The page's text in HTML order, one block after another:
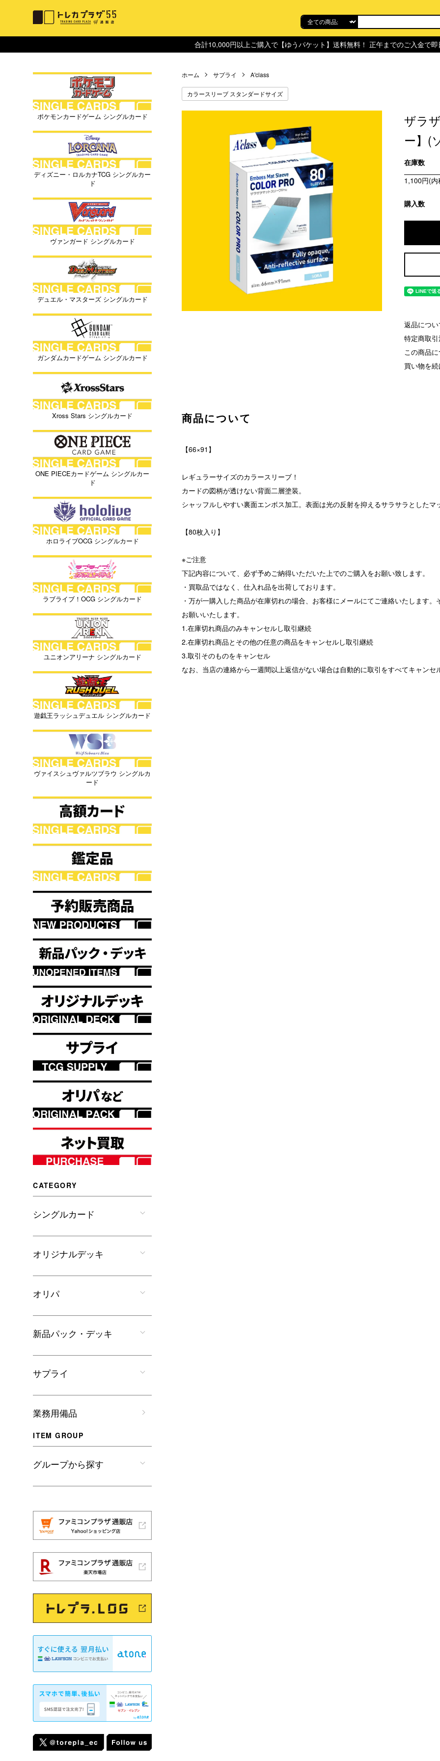
合計10,000円以上ご購入で【ゆうパケット】送料無料！ 正午までのご入金で即
ホーム サプライ A'class
カラースリーブ スタンダードサイズ
ザラ
ー】(
在庫数
1,100円(内
購入数
返品につい
特定商取
この商品
買い物を
商品について
【66×91】
レギュラーサイズのカラースリーブ！
カードの図柄が透けない背面二層塗装。
シャッフルしやすい裏面エンボス加工。表面は光の反射を抑えるサラサラとしたマ
【80枚入り】
※ご注意
下記内容について、必ず予めご納得いただいた上でのご購入をお願い致します。
・買取品ではなく、仕入れ品を出荷しております。
・万が一購入した商品が在庫切れの場合、お客様にメールにてご連絡いたします
お願いいたします。
1.在庫切れ商品のみキャンセルし取引継続
2.在庫切れ商品とその他の任意の商品をキャンセルし取引継続
3.取引そのものをキャンセル
なお、当店の連絡から一週間以上返信がない場合は自動的に取引をすべてキャンセ
ポケモンカードゲーム シングルカード
ディズニー・ロルカナTCG シングルカー
ド
ヴァンガード シングルカード
デュエル・マスターズ シングルカード
ガンダムカードゲーム シングルカード
Xross Stars シングルカード
ONE PIECEカードゲーム シングルカー
ド
ホロライブOCG シングルカード
ラブライブ！OCG シングルカード
ユニオンアリーナ シングルカード
遊戯王ラッシュデュエル シングルカード
ヴァイスシュヴァルツブラウ シングルカ
ード
CATEGORY
シングルカード
オリジナルデッキ
オリパ
新品パック・デッキ
サプライ
業務用備品
ITEM GROUP
グループから探す